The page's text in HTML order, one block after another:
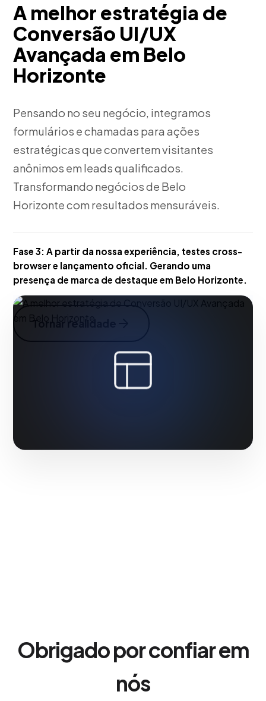
A melhor estratégia de
Conversão UI/UX
Avançada em Belo
Horizonte
Pensando no seu negócio, integramos
formulários e chamadas para ações
estratégicas que convertem visitantes
anônimos em leads qualificados.
Transformando negócios de Belo
Horizonte com resultados mensuráveis.
Fase 3: A partir da nossa experiência, testes cross-
browser e lançamento oficial. Gerando uma
presença de marca de destaque em Belo Horizonte.
Tornar realidade
Obrigado por confiar em
nós